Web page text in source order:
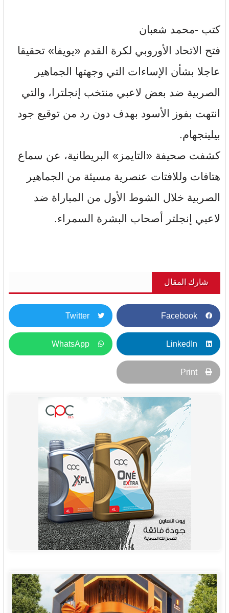
كتب -محمد شعبان
فتح الاتحاد الأوروبي لكرة القدم «يويفا» تحقيقا
عاجلا بشأن الإساءات التي وجهتها الجماهير
الصربية ضد بعض لاعبي منتخب إنجلترا، والتي
انتهت بفوز الأسود بهدف دون رد من توقيع جود
بيلينجهام.
كشفت صحيفة «التايمز» البريطانية، عن سماع
هتافات وللافتات عنصرية مسيئة من الجماهير
الصربية خلال الشوط الأول من المباراة ضد
لاعبي إنجلتر أصحاب البشرة السمراء.
شارك المقال
Facebook
Twitter
LinkedIn
WhatsApp
Print